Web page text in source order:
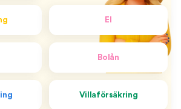
El
Bolån
Villaförsäkring